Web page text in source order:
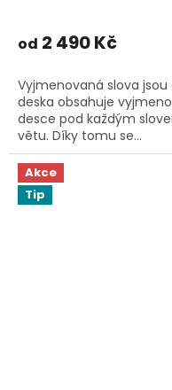
od 2 490 Kč
Vyjmenovaná slova jsou
deska obsahuje
desce pod každým
větu. Díky tomu se...
Akce
Tip